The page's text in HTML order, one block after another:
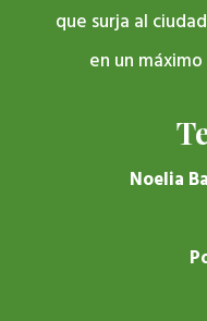
que surja al
en un
Noelia